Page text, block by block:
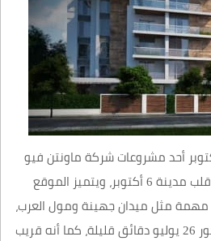
أحد مشروعات شركة ماونتن فيو
العقارية،ويقع الكمبوند في قلب مدينة 6 أكتوبر، ويتميز الموقع
مهمة مثل ميدان جهينة ومول العرب،
ونادي الصيد، وتفصله عن محور 26 يوليو دقائق قليلة، كما أنه قريب